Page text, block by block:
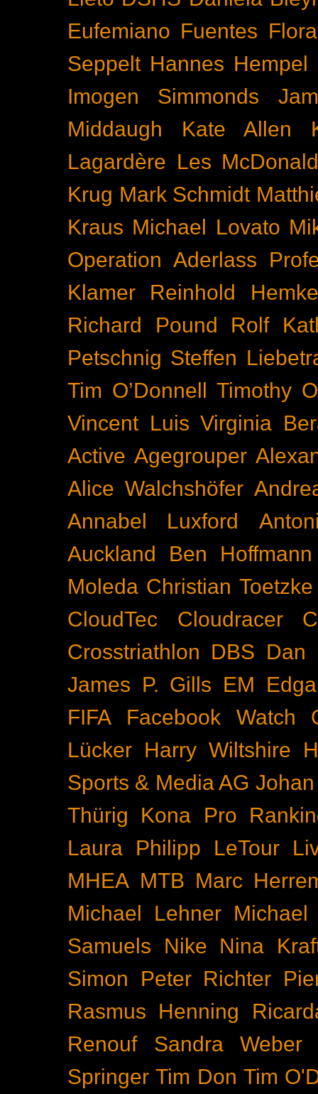
Eufemiano Fuentes
Seppelt Hannes Hempel
Imogen Simmonds
Middaugh
Kate Allen
Lagardère Les
Krug Mark Schmidt
Kraus Michael Lovato
Operation Aderlass
Klamer
Reinhold
Richard Pound
Rolf
Petschnig Steffen
Tim O’Donnell Timothy
Vincent Luis Virginia
Active Agegrouper
Alice Walchshöfer
Annabel Luxford
Auckland
Ben Hoffmann
Moleda Christian Toetzke
CloudTec
Cloudracer
Crosstriathlon DBS Dan
James P. Gills EM
FIFA
Facebook Watch
Lücker Harry Wiltshire
Sports & Media AG
Thürig
Kona Pro
Laura Philipp
LeTour
MHEA MTB Marc
Michael Lehner Michael
Samuels
Nike
Nina
Simon
Peter Richter
Rasmus Henning
Renouf
Sandra Weber
Springer Tim Don Tim